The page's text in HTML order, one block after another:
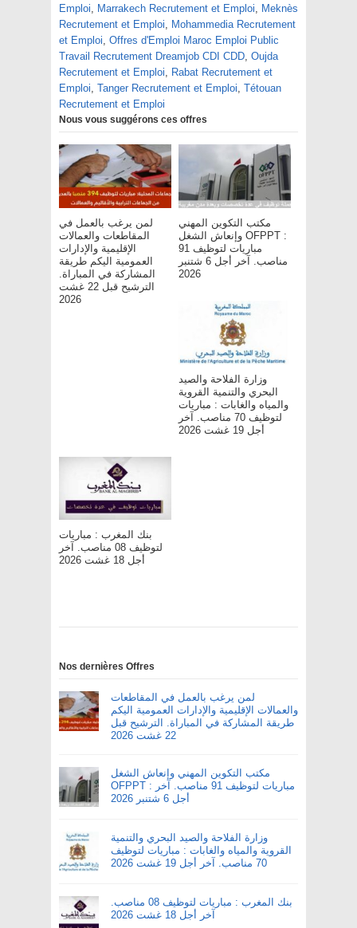
Emploi, Marrakech Recrutement et Emploi, Meknès
Recrutement et Emploi, Mohammedia Recrutement
et Emploi, Offres d'Emploi Maroc Emploi Public
Travail Recrutement Dreamjob CDI CDD, Oujda
Recrutement et Emploi, Rabat Recrutement et
Emploi, Tanger Recrutement et Emploi, Tétouan
Recrutement et Emploi
Nous vous suggérons ces offres
لمن يرغب بالعمل في
المقاطعات والعمالات
الإقليمية والإدارات
العمومية اليكم طريقة
المشاركة في المباراة.
الترشيح قبل 22 غشت
2026
مكتب التكوين المهني
وإنعاش الشغل OFPPT :
مباريات لتوظيف 91
مناصب. آخر أجل 6 شتنبر
2026
وزارة الفلاحة والصيد
البحري والتنمية القروية
والمياه والغابات : مباريات
لتوظيف 70 مناصب. آخر
أجل 19 غشت 2026
بنك المغرب : مباريات
لتوظيف 08 مناصب. آخر
أجل 18 غشت 2026
Nos dernières Offres
لمن يرغب بالعمل في المقاطعات
والعمالات الإقليمية والإدارات العمومية اليكم
طريقة المشاركة في المباراة. الترشيح قبل
22 غشت 2026
مكتب التكوين المهني وإنعاش الشغل
OFPPT : مباريات لتوظيف 91 مناصب. آخر
أجل 6 شتنبر 2026
وزارة الفلاحة والصيد البحري والتنمية
القروية والمياه والغابات : مباريات لتوظيف
70 مناصب. آخر أجل 19 غشت 2026
بنك المغرب : مباريات لتوظيف 08 مناصب.
آخر أجل 18 غشت 2026